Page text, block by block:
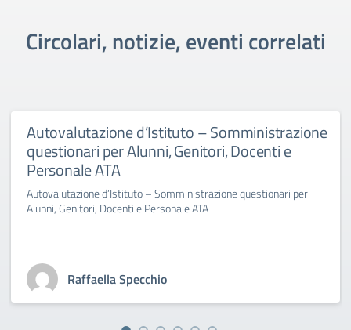
Circolari, notizie, eventi correlati
Autovalutazione d’Istituto – Somministrazione
questionari per Alunni, Genitori, Docenti e
Personale ATA
Autovalutazione d’Istituto – Somministrazione questionari per
Alunni, Genitori, Docenti e Personale ATA
Raffaella Specchio